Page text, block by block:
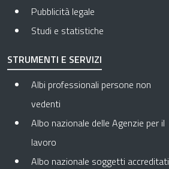
Pubblicità legale
Studi e statistiche
STRUMENTI E SERVIZI
Albi professionali persone non
vedenti
Albo nazionale delle Agenzie per il
lavoro
Albo nazionale soggetti accreditati